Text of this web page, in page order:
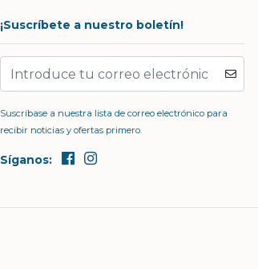
¡Suscríbete a nuestro boletín!
Suscríbase a nuestra lista de correo electrónico para
recibir noticias y ofertas primero.
Síganos: